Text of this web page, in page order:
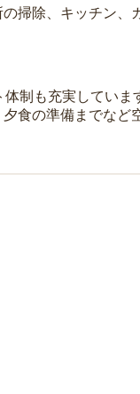
掃除、キッチン、
制も充実していま
食の準備までなど